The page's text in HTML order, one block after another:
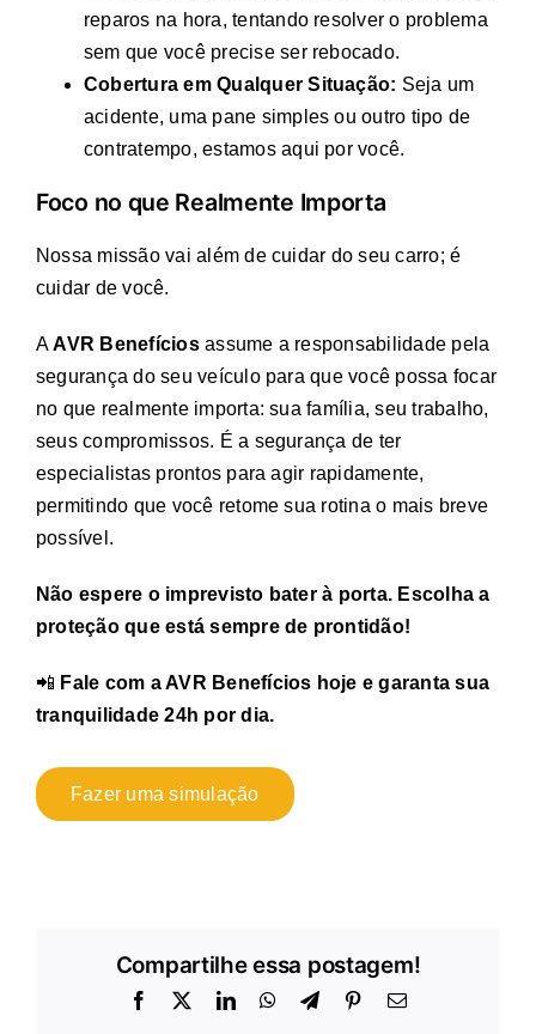
reparos na hora, tentando resolver o problema
sem que você precise ser rebocado.
Cobertura em Qualquer Situação: Seja um
acidente, uma pane simples ou outro tipo de
contratempo, estamos aqui por você.
Foco no que Realmente Importa
Nossa missão vai além de cuidar do seu carro; é
cuidar de você.
AAVR Benefíciosassume a responsabilidade pela
segurança do seu veículo para que você possa focar
no que realmente importa: sua família, seu trabalho,
seus compromissos. É a segurança de ter
especialistas prontos para agir rapidamente,
permitindo que você retome sua rotina o mais breve
possível.
Não espere o imprevisto bater à porta. Escolha a
proteção que está sempre de prontidão!
📲 Fale com a AVR Benefícios hoje e garanta sua
tranquilidade 24h por dia.
Fazer uma simulação
Compartilhe essa postagem!
Facebook LinkedInWhatsApp
TelegramPinterest
E-